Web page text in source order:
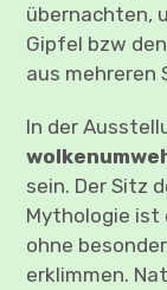
übernachten,
Gipfel bzw
aus mehreren
In der
sein. Der Sitz
Mythologie ist
ohne
erklimmen.